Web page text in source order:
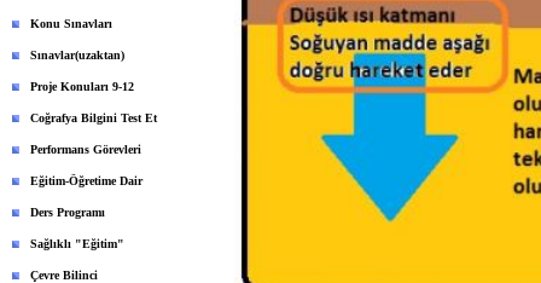
Konu Sınavları
Sınavlar(uzaktan)
Proje Konuları 9-12
Coğrafya Bilgini Test Et
Performans Görevleri
Eğitim-Öğretime Dair
Ders Programı
Sağlıklı "Eğitim"
Çevre Bilinci